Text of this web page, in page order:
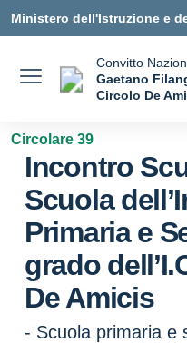
Ministero dell'Istruzione e
Convitto
Gaetano
Circolo De
Circolare 39
Incontro
Scuola
Primaria e
grado
De Amicis
- Scuola primaria e